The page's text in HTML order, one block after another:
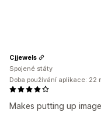
Makes putting up
Cjjewels
Spojené státy
Doba používání aplikace: 22